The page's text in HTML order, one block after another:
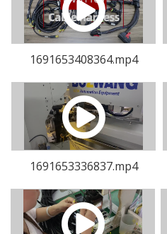
1691653408364.mp4
1691653336837.mp4